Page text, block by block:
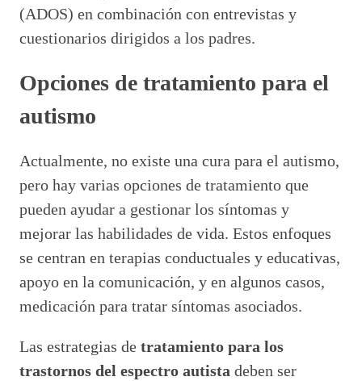
(ADOS) en combinación con entrevistas y
cuestionarios dirigidos a los padres.
Opciones de tratamiento para el
autismo
Actualmente, no existe una cura para el autismo,
pero hay varias opciones de tratamiento que
pueden ayudar a gestionar los síntomas y
mejorar las habilidades de vida. Estos enfoques
se centran en terapias conductuales y educativas,
apoyo en la comunicación, y en algunos casos,
medicación para tratar síntomas asociados.
Las estrategias de tratamiento para los
trastornos del espectro autista deben ser